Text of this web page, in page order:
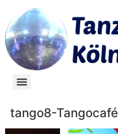
tango8-Tangocafé